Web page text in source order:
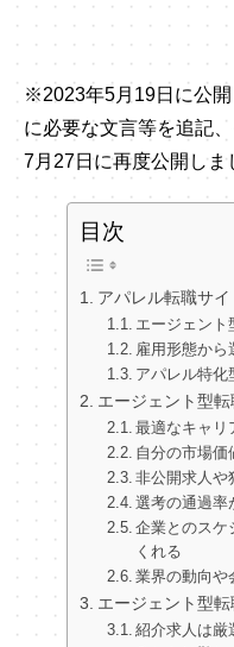
※2023年5月19日に公
に必要な文言等を追記
7月27日に再度公開しま
目次
アパレル転職サ
エージェント
雇用形態から
アパレル特化
エージェント型
最適なキャリ
自分の市場価
非公開求人や
選考の通過率
企業とのスケ
くれる
業界の動向や
エージェント型
紹介求人は厳